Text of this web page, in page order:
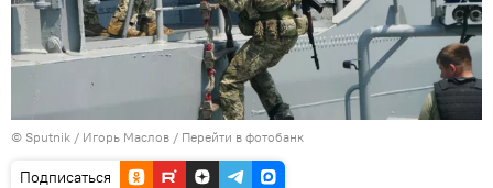
© Sputnik / Игорь Маслов / Перейти в фотобанк
Подписаться